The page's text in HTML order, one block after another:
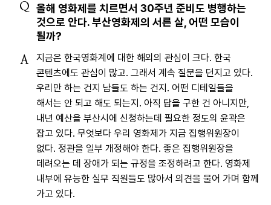
Q 올해 영화제를 치르면서 30주년 준비도 병행하는
것으로 안다. 부산영화제의 서른 살, 어떤 모습이
될까?
A
지금은 한국영화계에 대한 해외의 관심이 크다. 한국
콘텐츠에도 관심이 많고. 그래서 계속 질문을 던지고 있다.
우리만 하는 건지 남들도 하는 건지. 어떤 디테일들을
해서는 안 되고 해도 되는지. 아직 답을 구한 건 아니지만,
내년 예산을 부산시에 신청하는데 필요한 정도의 윤곽은
잡고 있다. 무엇보다 우리 영화제가 지금 집행위원장이
없다. 정관을 일부 개정해야 한다. 좋은 집행위원장을
데려오는 데 장애가 되는 규정을 조정하려고 한다. 영화제
내부에 유능한 실무 직원들도 많아서 의견을 물어 가며 함께
가고 있다.